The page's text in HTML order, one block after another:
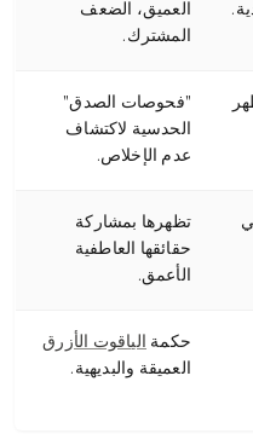
العميق، الضعف
المشترك.
"فحوصات الصدق"
الحدسية لاكتشاف
عدم الإخلاص.
تظهرها بمشاركة
حقائقها العاطفية
الأعمق.
حكمةالياقوت الأزرق
العميقة والبديهية.